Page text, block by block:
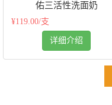
佑三活性洗面奶
¥119.00/支
详细介绍